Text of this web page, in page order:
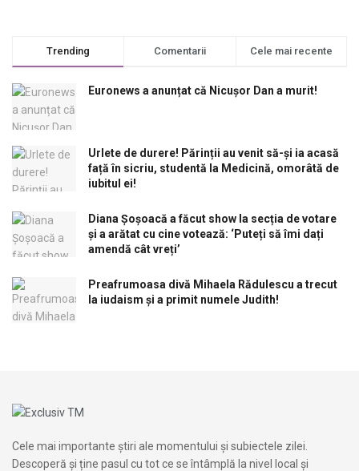
Trending Comentarii Cele mai recente
Euronews a anunțat că Nicușor Dan a murit!
Urlete de durere! Părinții au venit să-și ia acasă
față în sicriu, studentă la Medicină, omorâtă de
iubitul ei!
Diana Șoșoacă a făcut show la secția de votare
și a arătat cu cine votează: ‘Puteți să îmi dați
amendă cât vreți’
Preafrumoasa divă Mihaela Rădulescu a trecut
la iudaism și a primit numele Judith!
Cele mai importante știri ale momentului și subiectele zilei.
Descoperă și ține pasul cu tot ce se întâmplă la nivel local și